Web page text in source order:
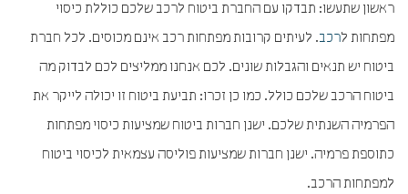
ראשון שתעשו: תבדקו עם החברת ביטוח לרכב שלכם כוללת כיסוי
מפתחות לרכב. לעיתים קרובות מפתחות רכב אינם מכוסים. לכל חברת
ביטוח יש תנאים והגבלות שונים. לכם אנחנו ממליצים לכם לבדוק מה
ביטוח הרכב שלכם כולל. כמו כן זכרו: תביעת ביטוח זו יכולה לייקר את
הפרמיה השנתית שלכם. ישנן חברות ביטוח שמציעות כיסוי מפתחות
כתוספת פרמיה. ישנן חברות שמציעות פוליסה עצמאית לכיסוי ביטוח
למפתחות הרכב.